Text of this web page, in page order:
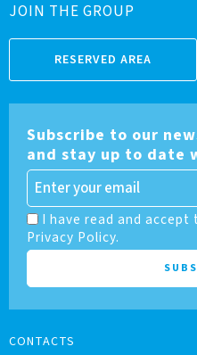
JOIN THE GROUP
RESERVED AREA
Subscribe to our
and stay up to date
I have read and
Privacy Policy.
CONTACTS